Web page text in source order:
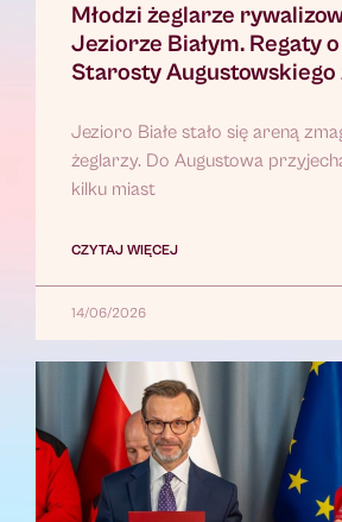
Młodzi żeglarze
Jeziorze Białym. Regaty
Starosty Augustowskiego
Jezioro Białe stało się areną
żeglarzy. Do Augustowa
kilku miast
CZYTAJ WIĘCEJ
14/06/2026